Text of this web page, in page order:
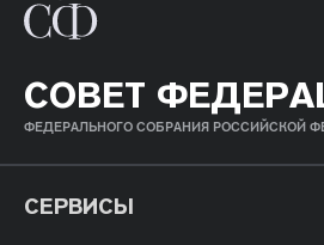
СОВЕТ
ФЕДЕРАЛЬНОГО СОБРАНИЯ РОССИЙСКОЙ
СЕРВИСЫ